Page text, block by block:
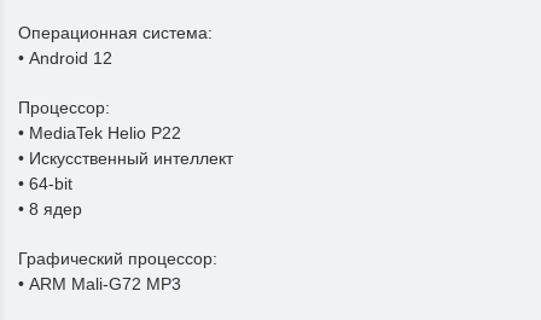
Операционная система:
• Android 12
Процессор:
• MediaTek Helio P22
• Искусственный интеллект
• 64-bit
• 8 ядер
Графический процессор:
• ARM Mali-G72 MP3